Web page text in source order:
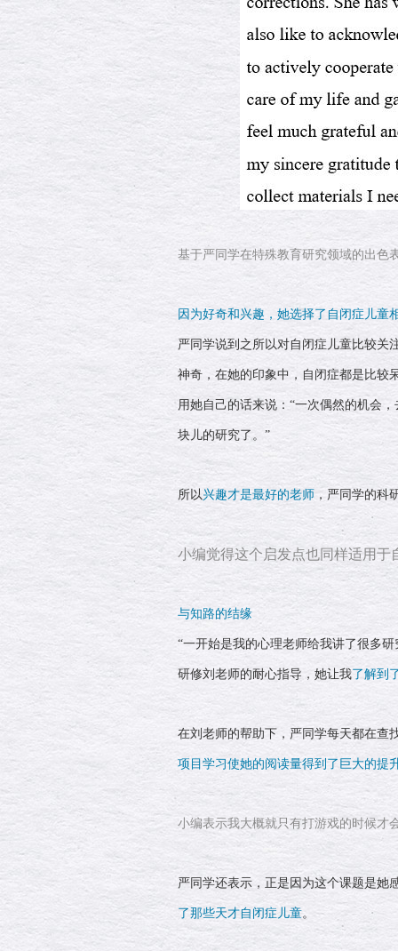
基于严同学在特殊教育研究领域的出色
因为好奇和兴趣，她选择了自闭症儿童
严同学说到之所以对自闭症儿童比较关
神奇，在她的印象中，自闭症都是比较
用她自己的话来说：“一次偶然的机会
块儿的研究了。”
所以兴趣才是最好的老师 ，严同学的科
小编觉得这个启发点也同样适用
与知路的结缘
“一开始是我的心理老师给我讲了很多
研修刘老师的耐心指导，她让我了解到
在刘老师的帮助下，严同学每天都在查
项目学习使她的阅读量得到了巨大的提
小编表示我大概就只有打游戏的时候才
严同学还表示，正是因为这个课题是她
了那些天才自闭症儿童。